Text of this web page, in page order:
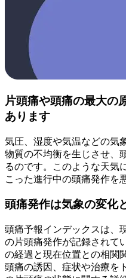
片頭痛や頭痛の最大の
あります
気圧、湿度や気温などの気
物質の不均衡を生じさせ、
るのです。このような天気
こった進行中の頭痛発作を
頭痛発作は気象の変化
頭痛予報インデックスは、
の片頭痛発作が記録されて
の経過と現在位置との相関
頭痛の誘因、症状や治療を